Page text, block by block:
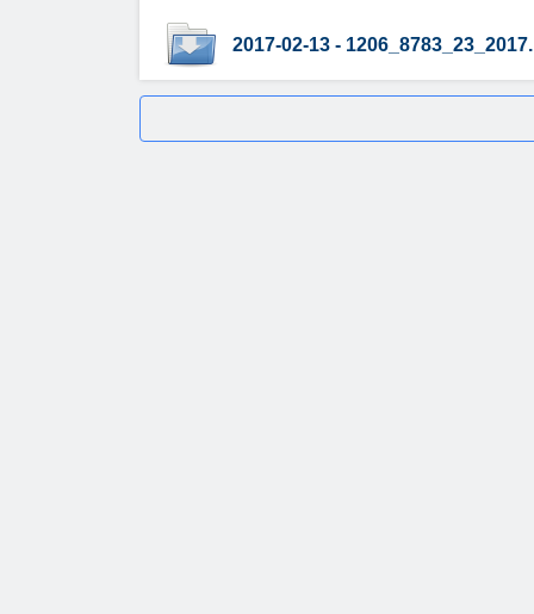
2017-02-13 - 1206_8783_23_2017.